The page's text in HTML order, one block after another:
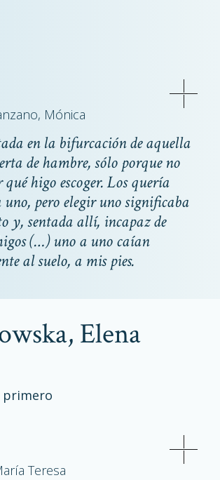
Mónica
en la bifurcación de aquella
de hambre, sólo porque no
higo escoger. Los quería
uno, pero elegir uno significaba
y, sentada allí, incapaz de
(…) uno a uno caían
al suelo, a mis pies.
Elena
primero
Teresa